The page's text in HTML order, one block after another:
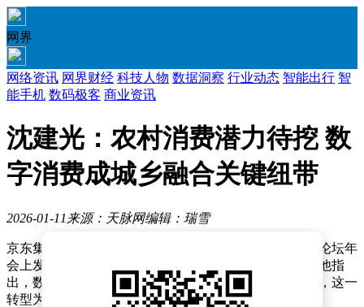
网界
网络资讯 网界财经 科技人物 数据洞察 行业动态 智能出行 智
能手机 数码极客 商业资讯
沈建光：农村消费潜力待挖 数
字消费成城乡融合关键纽带
2026-01-11 来源：天脉网编辑：瑞雪
京东集团首席经济学家沈建光在2026中国首席经济学家论坛年
会上发表主旨演讲，聚焦中国数字消费发展的新趋势。他指
出，数字消费的服务重心正从城市向城乡融合方向转变，这一
转型为农村消费市场带来显著增长机遇。